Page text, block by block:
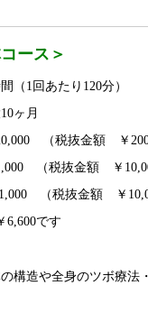
ース＞
（1回あたり120分）
ヶ月
（税抜金額 ￥
（税抜金額 ￥
（税抜金額 ￥
です
構造や全身のツボ療法